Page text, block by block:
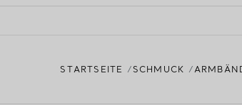
STARTSEITE SCHMUCK